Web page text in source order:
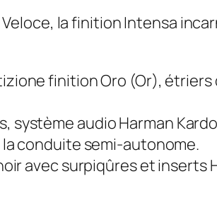
la finition Intensa
finition Oro (Or), étriers
système audio Harman
conduite semi-autonome.
avec surpiqûres et inserts